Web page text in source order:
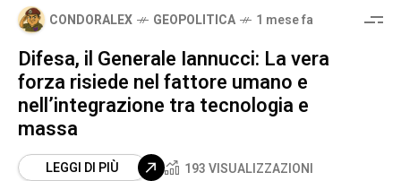
CONDORALEX GEOPOLITICA 1 mese fa
Difesa, il Generale Iannucci: La vera
forza risiede nel fattore umano e
nell’integrazione tra tecnologia e
massa
LEGGI DI PIÙ 193 VISUALIZZAZIONI